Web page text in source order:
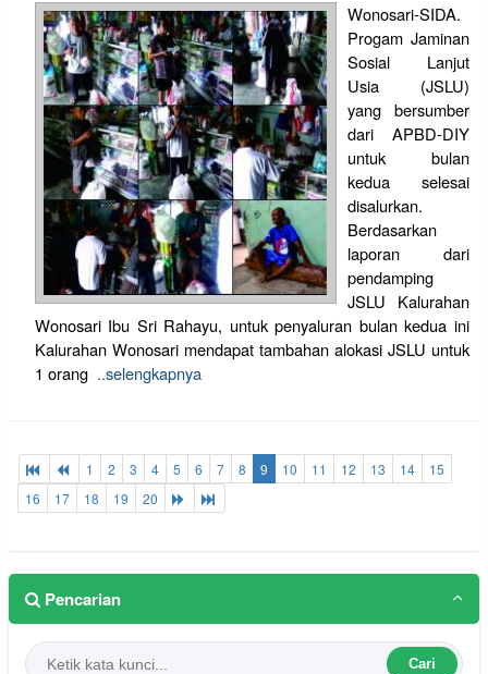
Wonosari-SIDA.
Progam Jaminan
Sosial Lanjut
Usia (JSLU)
yang bersumber
dari APBD-DIY
untuk bulan
kedua selesai
disalurkan.
Berdasarkan
laporan dari
pendamping
JSLU Kalurahan
Wonosari Ibu Sri Rahayu, untuk penyaluran bulan kedua ini
Kalurahan Wonosari mendapat tambahan alokasi JSLU untuk
1 orang ..selengkapnya
1 2 3 4 5 6 7 8 9 10 11 12 13 14
15
16
17 18 19 20
Pencarian
Cari